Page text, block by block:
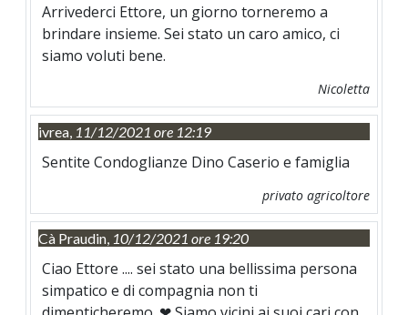
Arrivederci Ettore, un giorno torneremo a
brindare insieme. Sei stato un caro amico, ci
siamo voluti bene.
Nicoletta
ivrea, 11/12/2021 ore 12:19
Sentite Condoglianze Dino Caserio e famiglia
privato agricoltore
Cà Praudin, 10/12/2021 ore 19:20
Ciao Ettore .... sei stato una bellissima persona
simpatico e di compagnia non ti